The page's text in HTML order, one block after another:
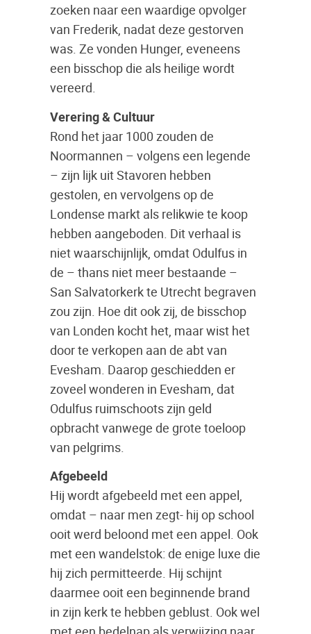
zoeken naar een waardige opvolger
van Frederik, nadat deze gestorven
was. Ze vonden Hunger, eveneens
een bisschop die als heilige wordt
vereerd.
Verering & Cultuur
Rond het jaar 1000 zouden de
Noormannen – volgens een legende
– zijn lijk uit Stavoren hebben
gestolen, en vervolgens op de
Londense markt als relikwie te koop
hebben aangeboden. Dit verhaal is
niet waarschijnlijk, omdat Odulfus in
de – thans niet meer bestaande –
San Salvatorkerk te Utrecht begraven
zou zijn. Hoe dit ook zij, de bisschop
van Londen kocht het, maar wist het
door te verkopen aan de abt van
Evesham. Daarop geschiedden er
zoveel wonderen in Evesham, dat
Odulfus ruimschoots zijn geld
opbracht vanwege de grote toeloop
van pelgrims.
Afgebeeld
Hij wordt afgebeeld met een appel,
omdat – naar men zegt- hij op school
ooit werd beloond met een appel. Ook
met een wandelstok: de enige luxe die
hij zich permitteerde. Hij schijnt
daarmee ooit een beginnende brand
in zijn kerk te hebben geblust. Ook wel